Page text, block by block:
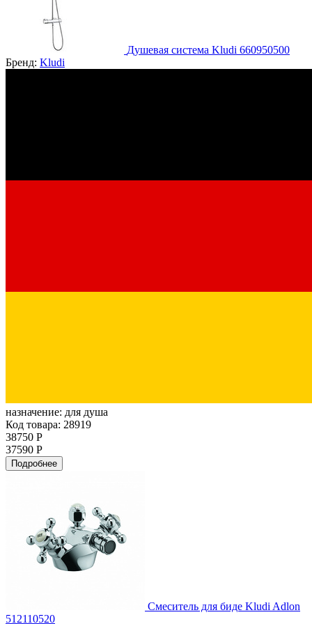
Душевая система Kludi 660950500
Бренд: Kludi
назначение: для душа
Код товара: 28919
38750 Р
37590 Р
Подробнее
Смеситель для биде Kludi Adlon
512110520